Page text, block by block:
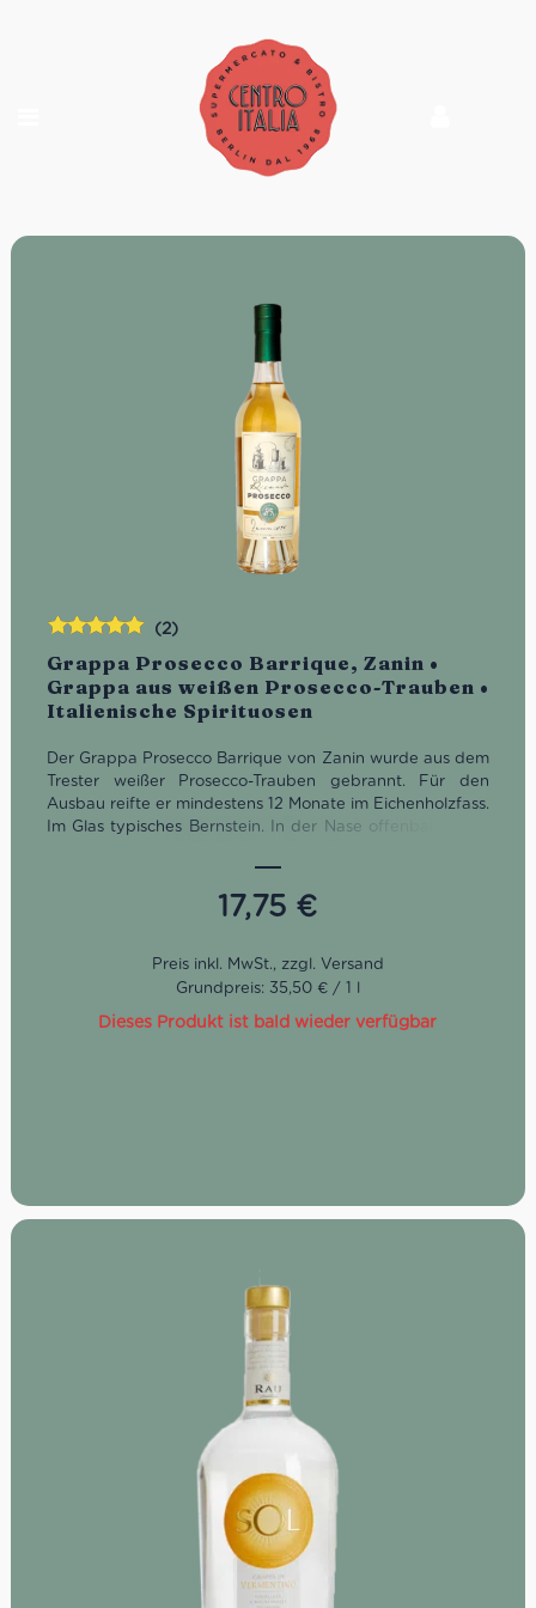
Grappa Prosecco Barrique, Zanin •
Grappa aus weißen Prosecco-Trauben •
Italienische Spirituosen
(2)
Der Grappa Prosecco Barrique von Zanin wurde aus dem
Trester weißer Prosecco-Trauben gebrannt. Für den
Ausbau reifte er mindestens 12 Monate im Eichenholzfass.
Im Glas typisches Bernstein. In der Nase offenbaren sich
Brioche. Am Gaumen ist der Grappa Prosecco
Invecchiata weich, aromatisch sowie lange anhaltend.
17,75 €
mit5.00von
5
Grundpreis: 35,50 € / 1 l
Dieses Produkt ist bald wieder verfügbar